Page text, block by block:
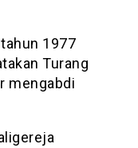
1977
Turang
mengabdi